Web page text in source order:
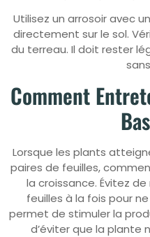
Utilisez un arrosoir avec
directement sur le sol.
du terreau. Il doit rester
Comment
Lorsque les plants
paires de feuilles,
la croissance. Évitez
feuilles à la fois pour
permet de stimuler la
d’éviter que la plante